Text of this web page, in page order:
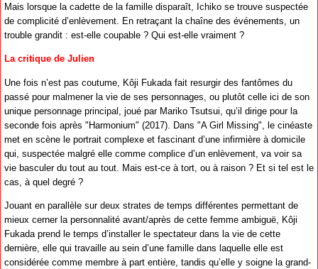
Mais lorsque la cadette de la famille disparaît, Ichiko se trouve suspectée
de complicité d’enlèvement. En retraçant la chaîne des événements, un
trouble grandit : est-elle coupable ? Qui est-elle vraiment ?
La critique de Julien
Une fois n’est pas coutume, Kôji Fukada fait resurgir des fantômes du
passé pour malmener la vie de ses personnages, ou plutôt celle ici de son
unique personnage principal, joué par Mariko Tsutsui, qu’il dirige pour la
seconde fois après "Harmonium" (2017). Dans "A Girl Missing", le cinéaste
met en scène le portrait complexe et fascinant d’une infirmière à domicile
qui, suspectée malgré elle comme complice d’un enlèvement, va voir sa
vie basculer du tout au tout. Mais est-ce à tort, ou à raison ? Et si tel est le
cas, à quel degré ?
Jouant en parallèle sur deux strates de temps différentes permettant de
mieux cerner la personnalité avant/après de cette femme ambiguë, Kôji
Fukada prend le temps d’installer le spectateur dans la vie de cette
dernière, elle qui travaille au sein d’une famille dans laquelle elle est
considérée comme membre à part entière, tandis qu’elle y soigne la grand-